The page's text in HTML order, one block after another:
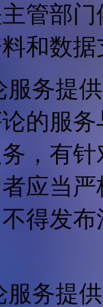
主管部
和数
服务提
的服
，有
应当
得发
服务提